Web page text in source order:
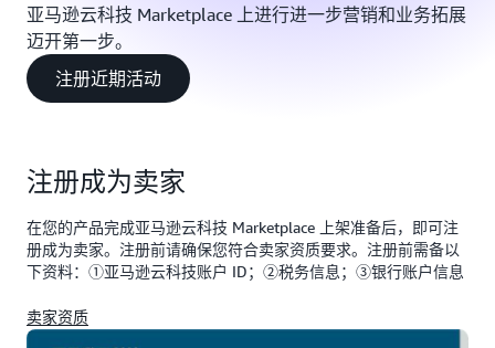
亚马逊云科技 Marketplace 上进行进一步营销和业务拓展
迈开第一步。
注册近期活动
注册成为卖家
在您的产品完成亚马逊云科技 Marketplace 上架准备后，即可注
册成为卖家。注册前请确保您符合卖家资质要求。注册前需备以
下资料：①亚马逊云科技账户 ID；②税务信息；③银行账户信息
卖家资质